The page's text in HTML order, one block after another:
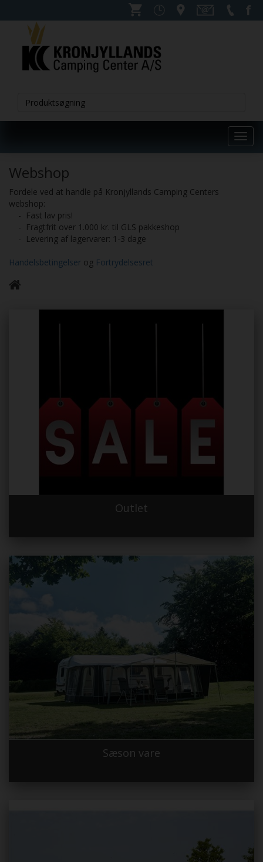
Webshop
Fordele ved at handle på Kronjyllands Camping Centers
webshop:
- Fast lav pris!
- Fragtfrit over 1.000 kr. til GLS pakkeshop
- Levering af lagervarer: 1-3 dage
Handelsbetingelser og Fortrydelsesret
Outlet
Sæson vare